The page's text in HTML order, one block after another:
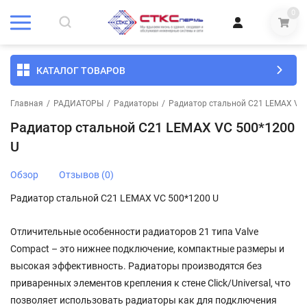
0
КАТАЛОГ ТОВАРОВ
Главная / РАДИАТОРЫ / Радиаторы / Радиатор стальной C21 LEMAX
Радиатор стальной C21 LEMAX VC 500*1200
U
Обзор Отзывов (0)
Радиатор стальной C21 LEMAX VC 500*1200 U
Отличительные особенности радиаторов 21 типа Valve
Compact – это нижнее подключение, компактные размеры и
высокая эффективность. Радиаторы производятся без
приваренных элементов крепления к стене Click/Universal, что
позволяет использовать радиаторы как для подключения